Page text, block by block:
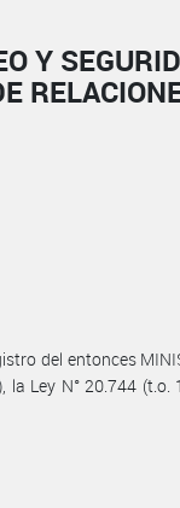
Y
del entonces
la Ley N° 20.744 (t.o.